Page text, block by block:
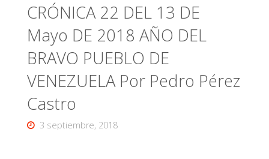
CRÓNICA 22 DEL 13 DE
Mayo DE 2018 AÑO DEL
BRAVO PUEBLO DE
VENEZUELA Por Pedro Pérez
Castro
3 septiembre, 2018